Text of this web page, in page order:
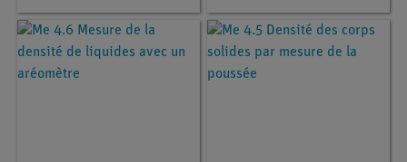
... 400 kPa (Bluetooth +
USB)